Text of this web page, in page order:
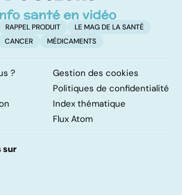
RAPPEL PRODUIT
LE MAG DE LA SANTÉ
CANCER
MÉDICAMENTS
?
Gestion des cookies
Politiques de confidentialité
Index thématique
Flux Atom
sur